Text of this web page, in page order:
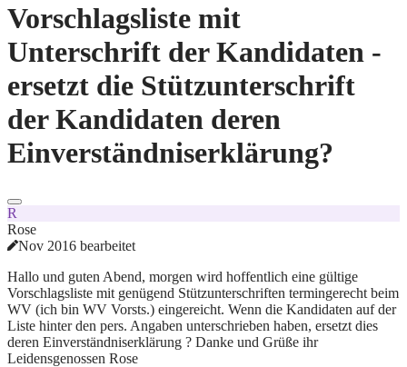
Vorschlagsliste mit
Unterschrift der Kandidaten -
ersetzt die Stützunterschrift
der Kandidaten deren
Einverständniserklärung?
R
Rose
Nov 2016 bearbeitet
Hallo und guten Abend, morgen wird hoffentlich eine gültige
Vorschlagsliste mit genügend Stützunterschriften termingerecht beim
WV (ich bin WV Vorsts.) eingereicht. Wenn die Kandidaten auf der
Liste hinter den pers. Angaben unterschrieben haben, ersetzt dies
deren Einverständniserklärung ? Danke und Grüße ihr
Leidensgenossen Rose